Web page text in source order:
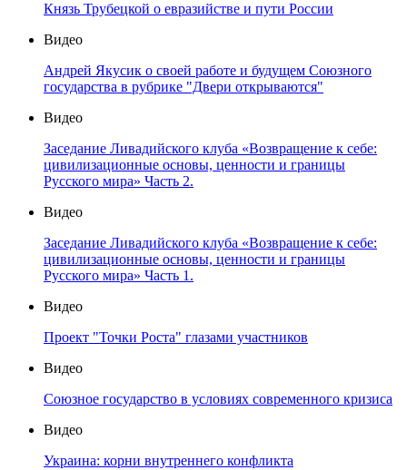
Князь Трубецкой о евразийстве и пути России
Видео
Андрей Якусик о своей работе и будущем Союзного
государства в рубрике "Двери открываются"
Видео
Заседание Ливадийского клуба «Возвращение к себе:
цивилизационные основы, ценности и границы
Русского мира» Часть 2.
Видео
Заседание Ливадийского клуба «Возвращение к себе:
цивилизационные основы, ценности и границы
Русского мира» Часть 1.
Видео
Проект "Точки Роста" глазами участников
Видео
Союзное государство в условиях современного кризиса
Видео
Украина: корни внутреннего конфликта